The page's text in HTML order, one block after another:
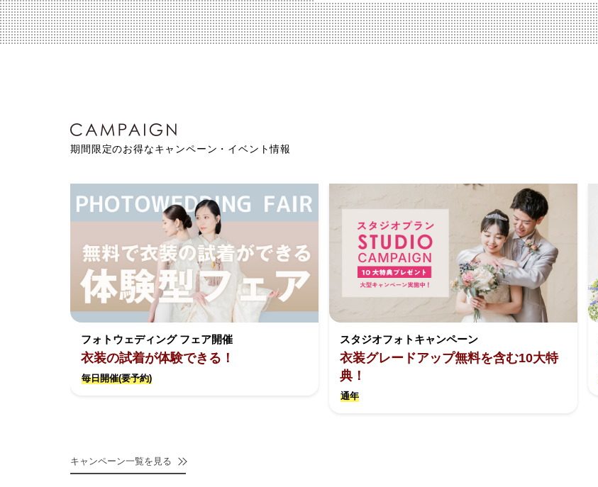
期間限定のお得なキャンペーン・イベント情報
フォトウェディング フェア開催
衣装の試着が体験できる！
毎日開催(要予約)
スタジオフォトキャンペーン
衣装グレードアップ無料を含む10大特
典！
通年
キャンペーン一覧を見る